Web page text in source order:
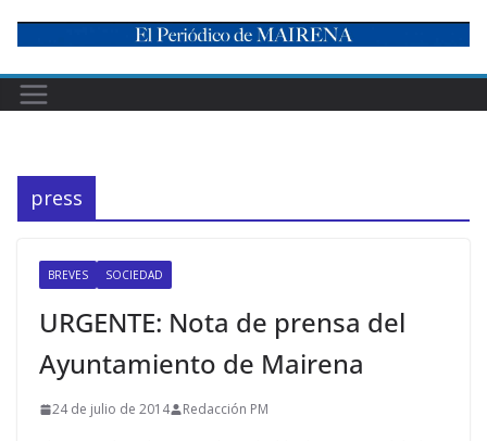
content
press
BREVES SOCIEDAD
URGENTE: Nota de prensa del
Ayuntamiento de Mairena
24 de julio de 2014 Redacción PM